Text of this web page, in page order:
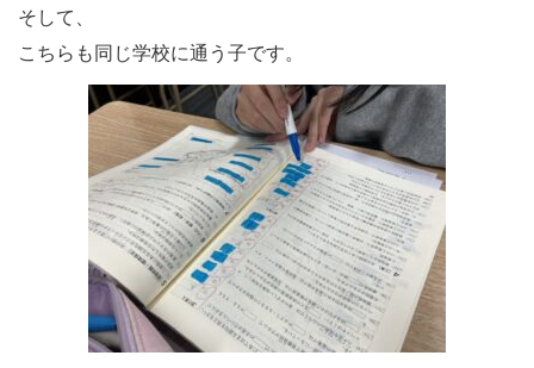
そして、
こちらも同じ学校に通う子です。